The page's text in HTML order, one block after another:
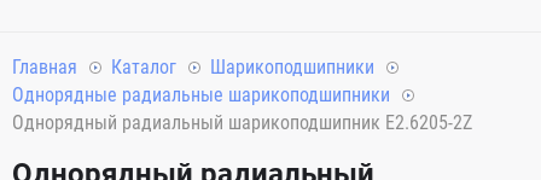
Главная Каталог
Шарикоподшипники
Однорядные радиальные шарикоподшипники
Однорядный радиальный шарикоподшипник E2.6205-2Z